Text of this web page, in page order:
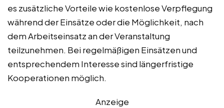
es zusätzliche Vorteile wie kostenlose Verpflegung
während der Einsätze oder die Möglichkeit, nach
dem Arbeitseinsatz an der Veranstaltung
teilzunehmen. Bei regelmäßigen Einsätzen und
entsprechendem Interesse sind längerfristige
Kooperationen möglich.
Anzeige